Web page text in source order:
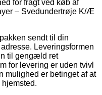
for fragt ved køb af
– Svedundertrøje K/Æ
sendt til din
Leveringsformen
til gengæld ret
for levering er uden tvivl
mulighed er betinget af at